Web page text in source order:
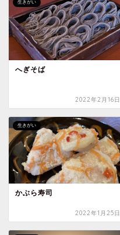
生きがい
へぎそば
2022年2月16日
生きがい
かぶら寿司
2022年1月25日